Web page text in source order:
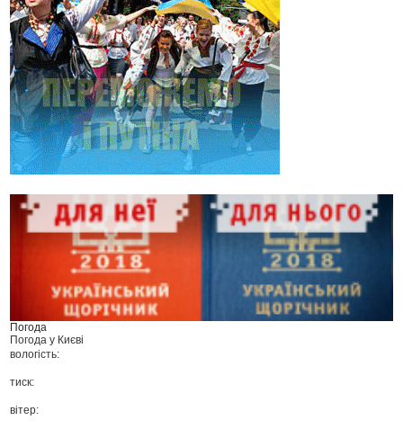
Погода
Погода у Києві
вологість:
тиск:
вітер: